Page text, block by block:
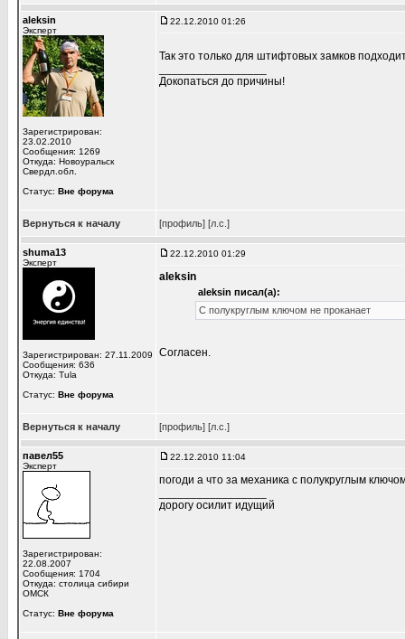
aleksin
Эксперт
Зарегистрирован:
23.02.2010
Сообщения: 1269
Откуда: Новоуральск
Свердл.обл.
Статус: Вне форума
22.12.2010 01:26
Так это только для штифтовых замков
Докопаться до причины!
Вернуться к началу [профиль] [л.с.]
shuma13
Эксперт
Зарегистрирован: 27.11.2009
Сообщения: 636
Откуда: Tula
Статус: Вне форума
22.12.2010 01:29
aleksin
aleksin писал(а):
С полукруглым ключом не проканает
Согласен.
Вернуться к началу [профиль] [л.с.]
павел55
Эксперт
Зарегистрирован:
22.08.2007
Сообщения: 1704
Откуда: столица сибири
ОМСК
Статус: Вне форума
22.12.2010 11:04
погоди а что за механика с полукруглым
дорогу осилит идущий